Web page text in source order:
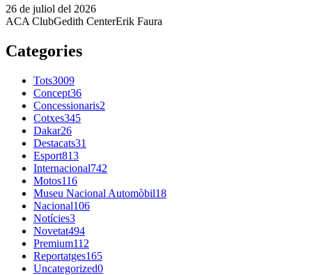
26 de juliol del 2026
ACA ClubGedith CenterErik Faura
Categories
Tots3009
Concept36
Concessionaris2
Cotxes345
Dakar26
Destacats31
Esport813
Internacional742
Motos116
Museu Nacional Automòbil18
Nacional106
Notícies3
Novetat494
Premium112
Reportatges165
Uncategorized0